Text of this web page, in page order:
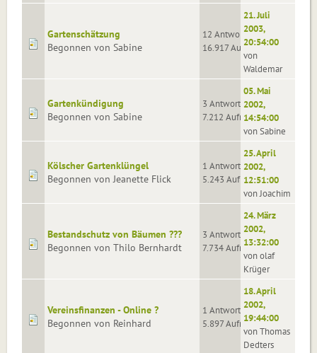
Gartenschätzung
Begonnen von Sabine
12 Antworten
16.917 Aufrufe
21. Juli
2003,
20:54:00
von
Waldemar
Gartenkündigung
Begonnen von Sabine
3 Antworten
7.212 Aufrufe
05. Mai
2002,
14:54:00
von Sabine
Kölscher Gartenklüngel
Begonnen von Jeanette Flick
1 Antworten
5.243 Aufrufe
25. April
2002,
12:51:00
von Joachim
Bestandschutz von Bäumen ???
Begonnen von Thilo Bernhardt
3 Antworten
7.734 Aufrufe
24. März
2002,
13:32:00
von olaf
Krüger
Vereinsfinanzen - Online ?
Begonnen von Reinhard
1 Antworten
5.897 Aufrufe
18. April
2002,
19:44:00
von Thomas
Dedters